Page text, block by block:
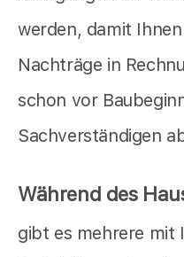
werden, damit
Nachträge in
schon vor
Sachverständigen
Während des
gibt es mehrere mit